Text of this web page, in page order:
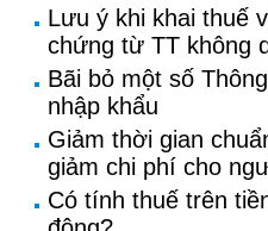
Lưu ý khi khai thuế
chứng từ TT không
Bãi bỏ một số
nhập khẩu
Giảm thời gian
giảm chi phí cho
Có tính thuế trên